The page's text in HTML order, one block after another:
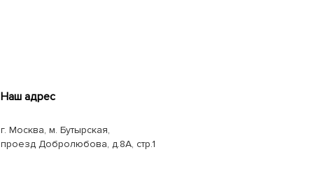
Наш адрес
г. Москва, м. Бутырская,
проезд Добролюбова, д.8А, стр.1